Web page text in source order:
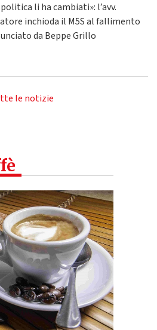
li ha cambiati»: l’avv.
inchioda il M5S al fallimento
da Beppe Grillo
le notizie